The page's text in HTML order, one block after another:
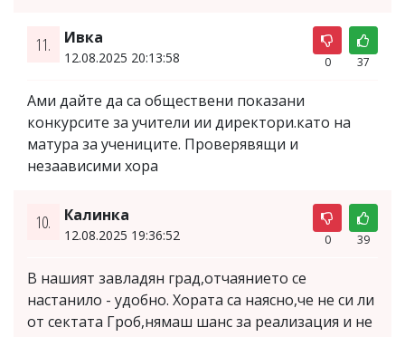
11. Ивка
12.08.2025 20:13:58 0 37
Ами дайте да са обществени показани
конкурсите за учители ии директори.като на
матура за учениците. Проверявящи и
незаависими хора
10. Калинка
12.08.2025 19:36:52 0 39
В нашият завладян град,отчаянието се
настанило - удобно. Хората са наясно,че не си ли
от сектата Гроб,нямаш шанс за реализация и не